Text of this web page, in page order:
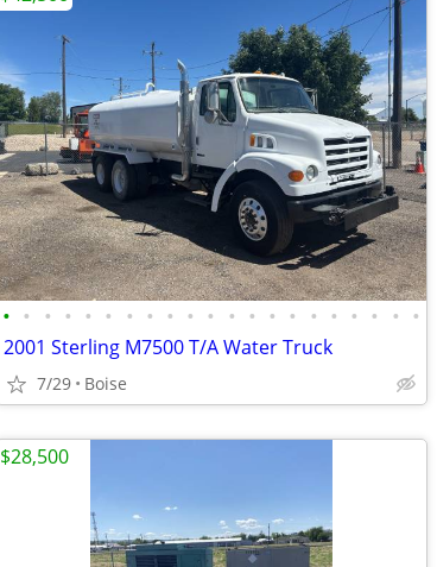
• • • • • • • • • • • • • • • • • • • • •
2001 Sterling M7500 T/A Water Truck
7/29 Boise
$28,500